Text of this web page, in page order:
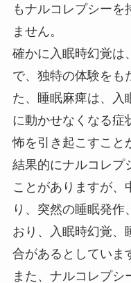
もナルコレプシーを
ません。
確かに入眠時幻覚は
で、独特の体験をも
た、睡眠麻痺は、入
に動かせなくなる症
怖を引き起こすこと
結果的にナルコレプ
ことがありますが、
り、突然の睡眠発作
おり、入眠時幻覚、
合があるとしていま
また、ナルコレプシ